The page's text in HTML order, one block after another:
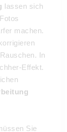
lassen sich
machen.
In
Effekt.
Sie